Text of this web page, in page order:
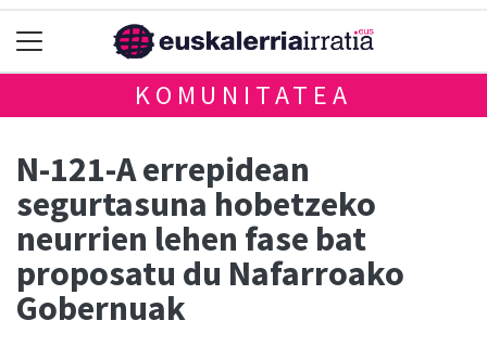
KOMUNITATEA
N-121-A errepidean
segurtasuna hobetzeko
neurrien lehen fase bat
proposatu du Nafarroako
Gobernuak